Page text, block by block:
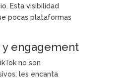
Esta visibilidad
pocas plataformas
engagement
no son
les encanta